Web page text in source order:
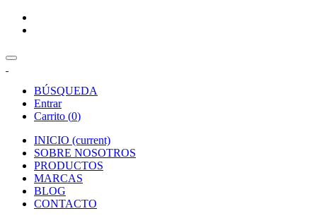
BÚSQUEDA
Entrar
Carrito (0)
INICIO (current)
SOBRE NOSOTROS
PRODUCTOS
MARCAS
BLOG
CONTACTO